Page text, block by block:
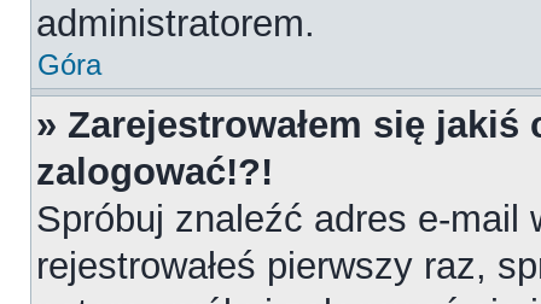
administratorem.
Góra
» Zarejestrowałem się
zalogować!?!
Spróbuj znaleźć adres e-mail
rejestrowałeś pierwszy raz,